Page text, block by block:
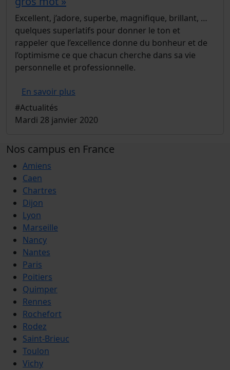
Excellent, j’adore, superbe, magnifique, brillant, …
quelques superlatifs pour donner le ton et
rappeler que l’excellence donne du bonheur et de
l’optimisme ce que chacun cherche dans sa vie
personnelle et professionnelle.
En savoir plus
#Actualités
Mardi 28 janvier 2020
Nos campus en France
Amiens
Caen
Chartres
Dijon
Lyon
Marseille
Nancy
Nantes
Paris
Poitiers
Quimper
Rennes
Rochefort
Rodez
Saint-Brieuc
Toulon
Vichy